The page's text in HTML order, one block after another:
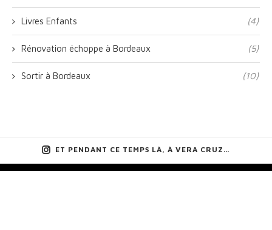
Livres Enfants (4)
Rénovation échoppe à Bordeaux (5)
Sortir à Bordeaux (10)
ET PENDANT CE TEMPS LÀ, À VERA CRUZ…